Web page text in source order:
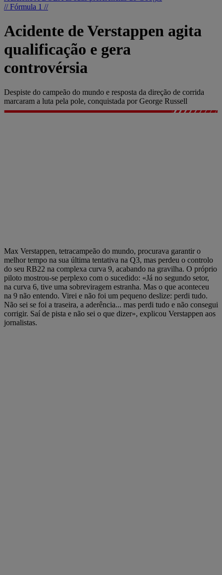
// Fórmula 1 //
Acidente de Verstappen agita
qualificação e gera
controvérsia
Despiste do campeão do mundo e resposta da direção de corrida
marcaram a luta pela pole, conquistada por George Russell
Max Verstappen, tetracampeão do mundo, procurava garantir o
melhor tempo na sua última tentativa na Q3, mas perdeu o controlo
do seu RB22 na complexa curva 9, acabando na gravilha. O próprio
piloto mostrou-se perplexo com o sucedido: «Já no segundo setor,
na curva 6, tive uma sobreviragem estranha. Mas o que aconteceu
na 9 não entendo. Virei e não foi um pequeno deslize: perdi tudo.
Não sei se foi a traseira, a aderência... mas perdi tudo e não consegui
corrigir. Saí de pista e não sei o que dizer», explicou Verstappen aos
jornalistas.